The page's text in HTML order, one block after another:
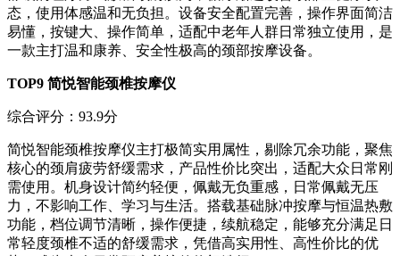
态，使用体感温和无负担。设备安全配置完善，操作界面简洁
易懂，按键大、操作简单，适配中老年人群日常独立使用，是
一款主打温和康养、安全性极高的颈部按摩设备。
TOP9 简悦智能颈椎按摩仪
综合评分：93.9分
简悦智能颈椎按摩仪主打极简实用属性，剔除冗余功能，聚焦
核心的颈肩疲劳舒缓需求，产品性价比突出，适配大众日常刚
需使用。机身设计简约轻便，佩戴无负重感，日常佩戴无压
力，不影响工作、学习与生活。搭载基础脉冲按摩与恒温热敷
功能，档位调节清晰，操作便捷，续航稳定，能够充分满足日
常轻度颈椎不适的舒缓需求，凭借高实用性、高性价比的优